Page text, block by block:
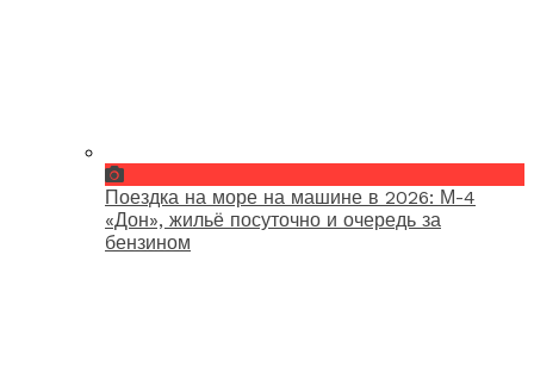
Поездка на море на машине в 2026: М-4
«Дон», жильё посуточно и очередь за
бензином